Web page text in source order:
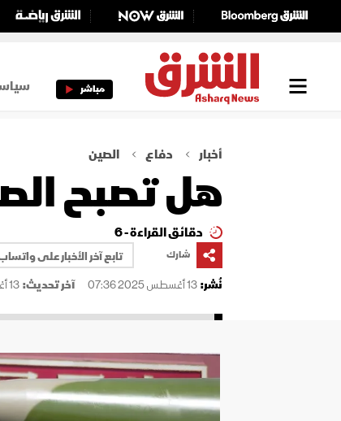
مباشر
أخبار دفاع الصين
هل تصبح
دقائق القراءة - 6
شارك
تابع آخر الأخبار على
نُشر:13 أغسطس 2025 07:36 آخر تحديث:13 أغسطس 2025 07:39